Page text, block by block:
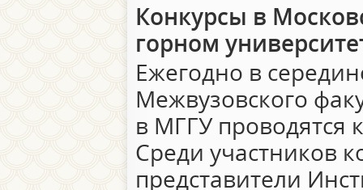
Конкурсы в
горном
Ежегодно в
Межвузовского
в МГГУ проводятся
Среди участников
представители